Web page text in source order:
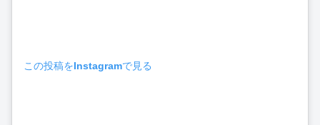
この投稿をInstagramで見る